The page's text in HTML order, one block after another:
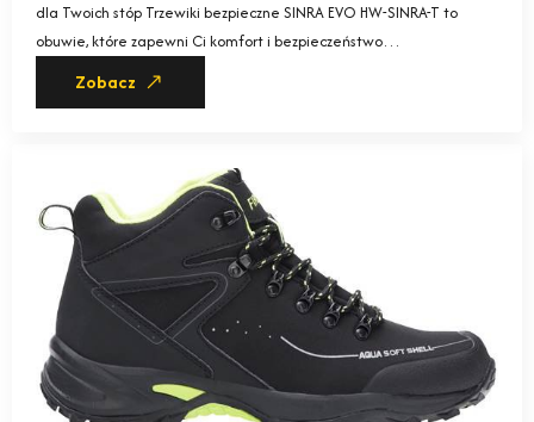
dla Twoich stóp Trzewiki bezpieczne SINRA EVO HW-SINRA-T to
obuwie, które zapewni Ci komfort i bezpieczeństwo…
Zobacz